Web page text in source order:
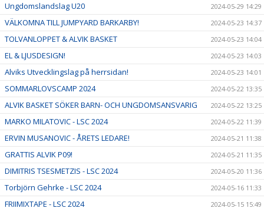
Ungdomslandslag U20 2024-05-29 14:29
VÄLKOMNA TILL JUMPYARD BARKARBY! 2024-05-23 14:37
TOLVANLOPPET & ALVIK BASKET 2024-05-23 14:04
EL & LJUSDESIGN! 2024-05-23 14:03
Alviks Utvecklingslag på herrsidan! 2024-05-23 14:01
SOMMARLOVSCAMP 2024 2024-05-22 13:35
ALVIK BASKET SÖKER BARN- OCH UNGDOMSANSVARIG 2024-05-22 13:25
MARKO MILATOVIC - LSC 2024 2024-05-22 11:39
ERVIN MUSANOVIC - ÅRETS LEDARE! 2024-05-21 11:38
GRATTIS ALVIK P09! 2024-05-21 11:35
DIMITRIS TSESMETZIS - LSC 2024 2024-05-20 11:36
Torbjörn Gehrke - LSC 2024 2024-05-16 11:33
FRIIMIXTAPE - LSC 2024 2024-05-15 15:49